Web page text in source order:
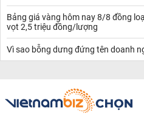
Bảng giá vàng hôm nay 8/8 đồng
vọt 2,5 triệu đồng/lượng
Vì sao bỗng dưng đứng tên doanh